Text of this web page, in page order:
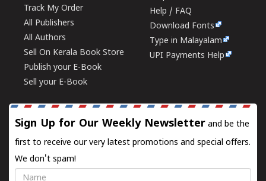
Track My Order
All Publishers
All Authors
Sell On Kerala Book Store
Publish your E-Book
Sell your E-Book
Help / FAQ
Download Fonts
Type in Malayalam
UPI Payments Help
Sign Up for Our Weekly Newsletter and be the
first to receive our very latest promotions and special offers.
We don't spam!
Name